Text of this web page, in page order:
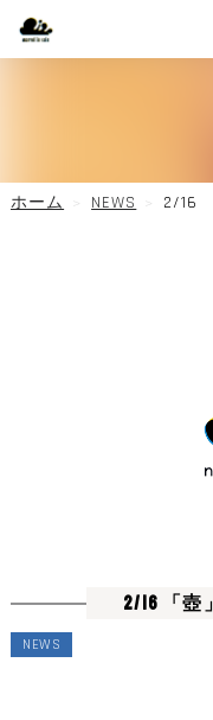
ホーム NEWS 2/16
2/16 「壺
NEWS